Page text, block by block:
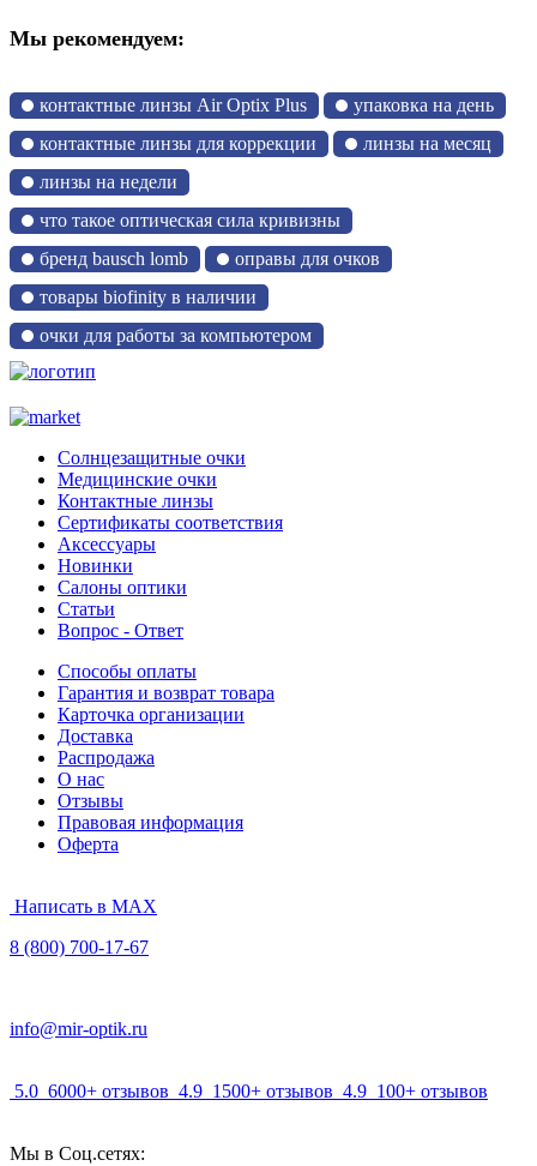
Мы рекомендуем:
контактные линзы Air Optix Plus
упаковка на день
контактные линзы для коррекции
линзы на месяц
линзы на недели
что такое оптическая сила кривизны
бренд bausch lomb
оправы для очков
товары biofinity в наличии
очки для работы за компьютером
Солнцезащитные очки
Медицинские очки
Контактные линзы
Сертификаты соответствия
Аксессуары
Новинки
Салоны оптики
Статьи
Вопрос - Ответ
Способы оплаты
Гарантия и возврат товара
Карточка организации
Доставка
Распродажа
О нас
Отзывы
Правовая информация
Оферта
Написать в MAX
8 (800) 700-17-67
info@mir-optik.ru
5.0 6000+ отзывов 4.9 1500+ отзывов 4.9 100+ отзывов
Мы в Соц.сетях: